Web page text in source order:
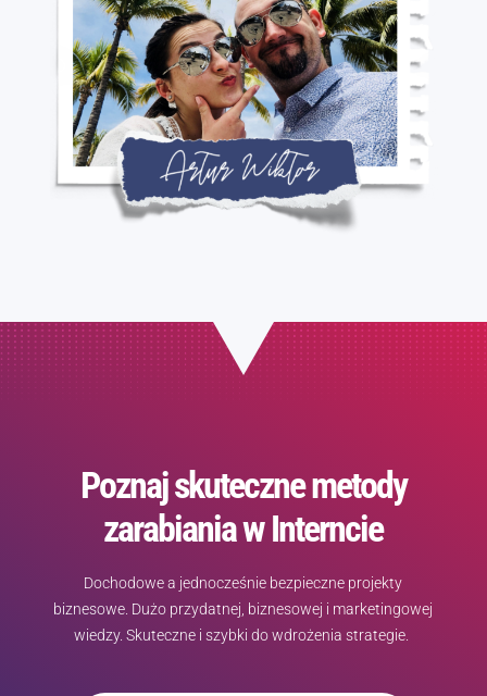
Poznaj skuteczne metody
zarabiania w Interncie
Dochodowe a jednocześnie bezpieczne projekty
biznesowe. Dużo przydatnej, biznesowej i marketingowej
wiedzy. Skuteczne i szybki do wdrożenia strategie.